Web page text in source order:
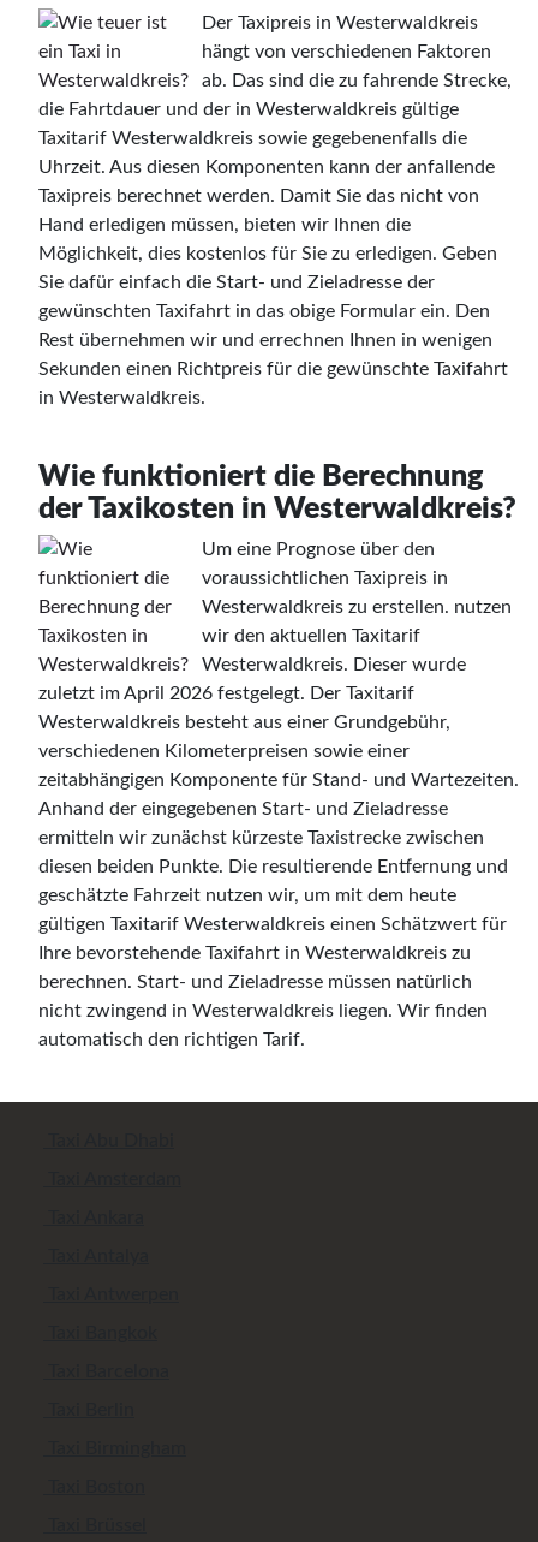
Der Taxipreis in Westerwaldkreis
hängt von verschiedenen Faktoren
ab. Das sind die zu fahrende Strecke,
die Fahrtdauer und der in Westerwaldkreis gültige
Taxitarif Westerwaldkreis sowie gegebenenfalls die
Uhrzeit. Aus diesen Komponenten kann der anfallende
Taxipreis berechnet werden. Damit Sie das nicht von
Hand erledigen müssen, bieten wir Ihnen die
Möglichkeit, dies kostenlos für Sie zu erledigen. Geben
Sie dafür einfach die Start- und Zieladresse der
gewünschten Taxifahrt in das obige Formular ein. Den
Rest übernehmen wir und errechnen Ihnen in wenigen
Sekunden einen Richtpreis für die gewünschte Taxifahrt
in Westerwaldkreis.
Wie funktioniert die Berechnung
der Taxikosten in Westerwaldkreis?
Um eine Prognose über den
voraussichtlichen Taxipreis in
Westerwaldkreis zu erstellen. nutzen
wir den aktuellen Taxitarif
Westerwaldkreis. Dieser wurde
zuletzt im April 2026 festgelegt. Der Taxitarif
Westerwaldkreis besteht aus einer Grundgebühr,
verschiedenen Kilometerpreisen sowie einer
zeitabhängigen Komponente für Stand- und Wartezeiten.
Anhand der eingegebenen Start- und Zieladresse
ermitteln wir zunächst kürzeste Taxistrecke zwischen
diesen beiden Punkte. Die resultierende Entfernung und
geschätzte Fahrzeit nutzen wir, um mit dem heute
gültigen Taxitarif Westerwaldkreis einen Schätzwert für
Ihre bevorstehende Taxifahrt in Westerwaldkreis zu
berechnen. Start- und Zieladresse müssen natürlich
nicht zwingend in Westerwaldkreis liegen. Wir finden
automatisch den richtigen Tarif.